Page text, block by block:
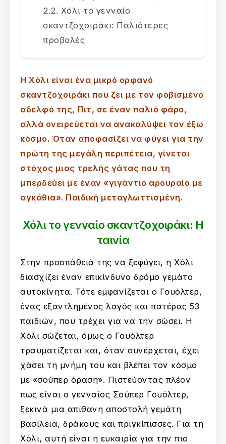
Χόλι το γενναίο
σκαντζοχοιράκι: Παλιότερες
προβολές
Η Χόλι είναι ένα μικρό ορφανό
σκαντζοχοιράκι που ζει με τον φοβισμένο
αδελφό της, Πιτ, σε έναν παλιό φάρο,
αλλά ονειρεύεται να ανακαλύψει τον έξω
κόσμο. Όταν αποφασίζει να φύγει για την
πρώτη της μεγάλη περιπέτεια, γίνεται
στόχος μιας τρελής γάτας που τη
μπερδεύει με έναν «γιγάντιο αρουραίο με
αγκάθια». Παιδική μεταγλωττισμένη.
Χόλι το γενναίο σκαντζοχοιράκι: Η
ταινία
Στην προσπάθειά της να ξεφύγει, η Χόλι
διασχίζει έναν επικίνδυνο δρόμο γεμάτο
αυτοκίνητα. Τότε εμφανίζεται ο Γουόλτερ,
ένας εξαντλημένος λαγός και πατέρας 53
παιδιών, που τρέχει για να την σώσει. Η
Χόλι σώζεται, όμως ο Γουόλτερ
τραυματίζεται και, όταν συνέρχεται, έχει
χάσει τη μνήμη του και βλέπει τον κόσμο
με «σούπερ όραση». Πιστεύοντας πλέον
πως είναι ο γενναίος Σούπερ Γουόλτερ,
ξεκινά μια απίθανη αποστολή γεμάτη
βασίλεια, δράκους και πριγκίπισσες. Για τη
Χόλι, αυτή είναι η ευκαιρία για την πιο